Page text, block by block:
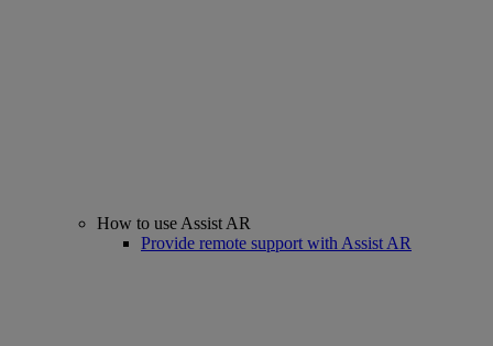
How to use Assist AR
Provide remote support with Assist AR